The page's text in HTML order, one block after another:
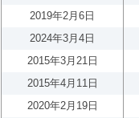
2019年2月6日
2024年3月4日
2015年3月21日
2015年4月11日
2020年2月19日